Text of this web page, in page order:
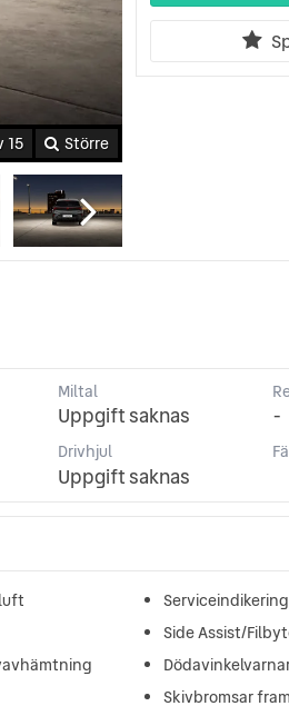
15 Större
Miltal
Uppgift saknas -
Drivhjul
Uppgift saknas
Side Assist/
Skivbromsar fram